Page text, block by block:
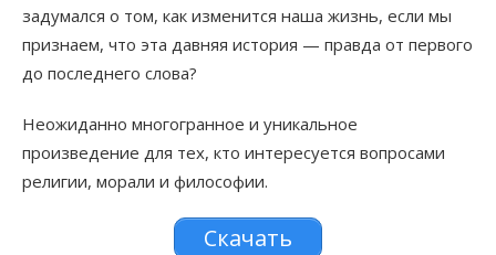
задумался о том, как изменится наша жизнь, если мы
признаем, что эта давняя история — правда от первого
до последнего слова?
Неожиданно многогранное и уникальное
произведение для тех, кто интересуется вопросами
религии, морали и философии.
Скачать